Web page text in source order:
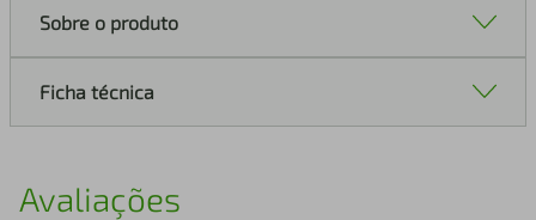
Sobre o produto
Ficha técnica
Avaliações